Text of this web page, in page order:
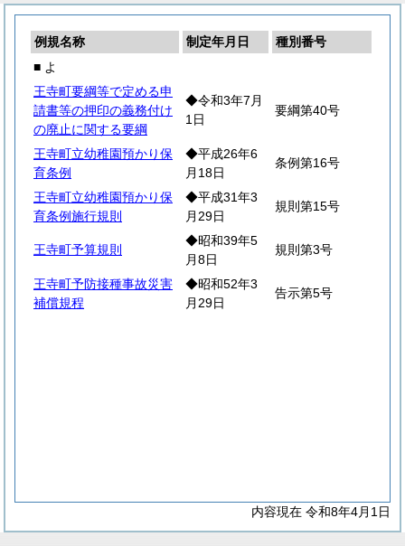
例規名称 制定年月日
種別番号
■ よ
王寺町要綱等で定める申
請書等の押印の義務付け
の廃止に関する要綱
◆令和3年7月
1日
要綱第40号
王寺町立幼稚園預かり保
育条例
◆平成26年6
月18日
条例第16号
王寺町立幼稚園預かり保
育条例施行規則
◆平成31年3
月29日
規則第15号
王寺町予算規則
◆昭和39年5
月8日
規則第3号
王寺町予防接種事故災害
補償規程
◆昭和52年3
月29日
告示第5号
内容現在 令和8年4月1日